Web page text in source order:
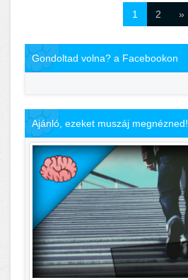
1
2 »
Gondoltad volna? a Facebookon
Ajánló, ezeket muszáj megnézned!